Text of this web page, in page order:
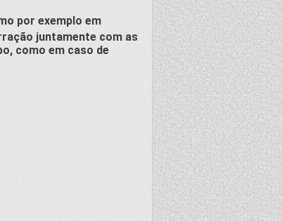
por exemplo em
juntamente com as
como em caso de